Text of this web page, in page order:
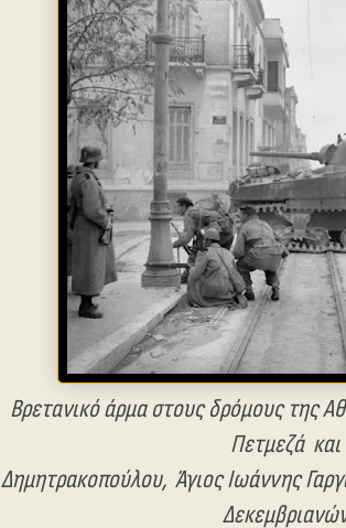
Βρετανικό άρμα στους δρόμους της
Πετμεζά και
Δημητρακοπούλου, Άγιος Ιωάννης